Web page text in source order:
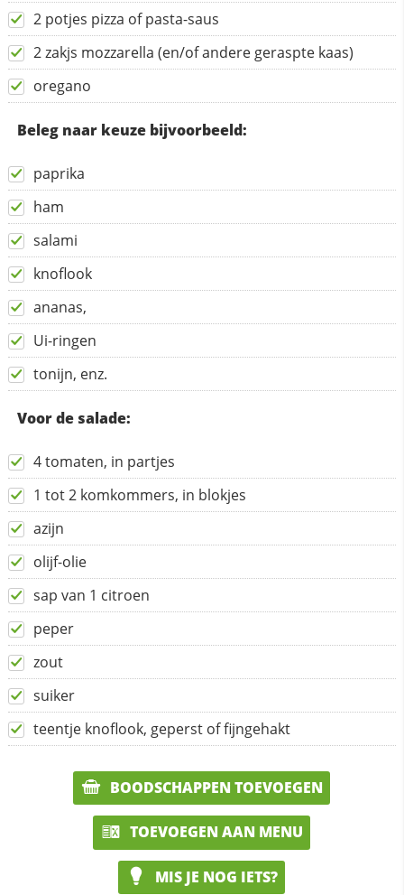
2 potjes pizza of pasta-saus
2 zakjs mozzarella (en/of andere geraspte kaas)
oregano
Beleg naar keuze bijvoorbeeld:
paprika
ham
salami
knoflook
ananas,
Ui-ringen
tonijn, enz.
Voor de salade:
4 tomaten, in partjes
1 tot 2 komkommers, in blokjes
azijn
olijf-olie
sap van 1 citroen
peper
zout
suiker
teentje knoflook, geperst of fijngehakt
BOODSCHAPPEN TOEVOEGEN
TOEVOEGEN AAN MENU
MIS JE NOG IETS?